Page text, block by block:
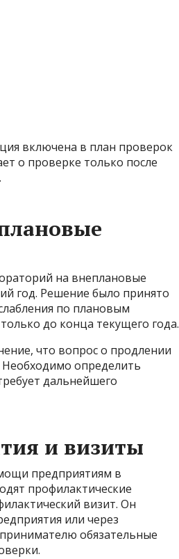
включена в план проверок
о проверке только после
на внеплановые
год. Решение было принято
по плановым
до конца текущего года.
что вопрос о продлении
Необходимо определить
дальнейшего
и визиты
предприятиям в
профилактические
визит. Он
или через
обязательные